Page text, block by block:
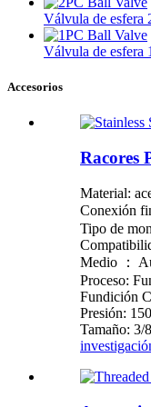
Válvula de esfera
Válvula de esfera
Accesorios
Racores
Material:
Conexión
Tipo de
Medio ：
Proceso:
Fundición
Presión:
Tamaño: 3/